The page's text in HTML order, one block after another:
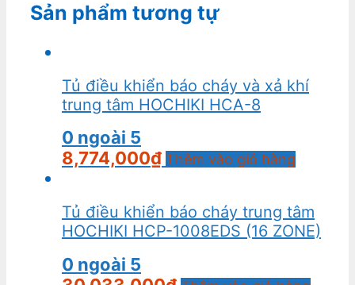
Sản phẩm tương tự
Tủ điều khiển báo cháy và xả khí
trung tâm HOCHIKI HCA-8
0 ngoài 5
8,774,000₫ Thêm vào giỏ hàng
Tủ điều khiển báo cháy trung tâm
HOCHIKI HCP-1008EDS (16 ZONE)
0 ngoài 5